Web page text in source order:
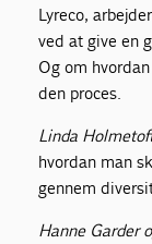
Lyreco,
ved at give en
Og om
den proces.
Linda
hvordan man
gennem
Hanne Garder